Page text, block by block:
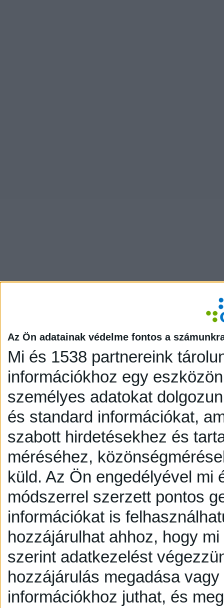
Az Ön adatainak védelme fontos a
Mi és 1538 partnereink
információkhoz egy
személyes adatokat
és standard információkat,
szabott hirdetésekhez és
méréséhez,
küld. Az Ön engedélyével mi
módszerrel szerzett pontos
információkat is
hozzájárulhat ahhoz, hogy
szerint adatkezelést
hozzájárulás megadása
információkhoz juthat, és